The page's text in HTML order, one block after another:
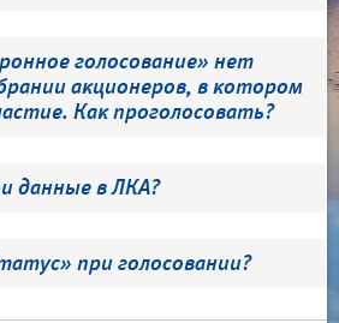
голосование» нет
акционеров, в котором
Как проголосовать?
данные в ЛКА?
при голосовании?